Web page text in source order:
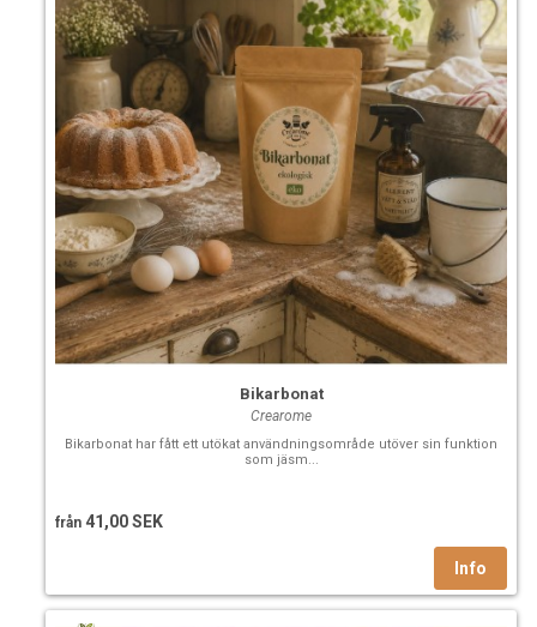
Bikarbonat
Crearome
Bikarbonat har fått ett utökat användningsområde utöver sin funktion
som jäsm...
från 41,00 SEK